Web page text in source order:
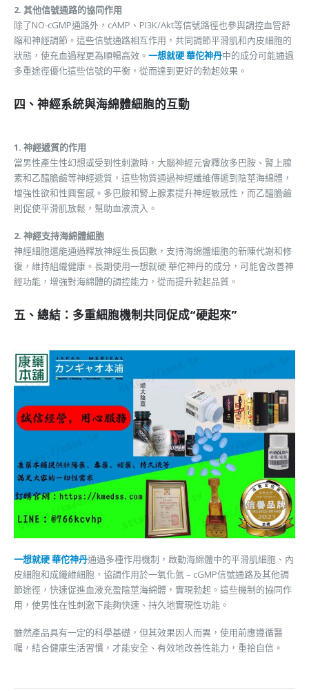
2. 其他信號通路的協同作用
除了NO-cGMP通路外，cAMP、PI3K/Akt等信號路徑也參與調控血管舒
縮和神經調節。這些信號通路相互作用，共同調節平滑肌和內皮細胞的
狀態，使充血過程更為順暢高效。 一想就硬 華佗神丹中的成分可能通過
多重途徑優化這些信號的平衡，從而達到更好的勃起效果。
四、神經系統與海綿體細胞的互動
1. 神經遞質的作用
當男性產生性幻想或受到性刺激時，大腦神經元會釋放多巴胺、腎上腺
素和乙醯膽鹼等神經遞質，這些物質通過神經纖維傳遞到陰莖海綿體，
增強性欲和性興奮感。多巴胺和腎上腺素提升神經敏感性，而乙醯膽鹼
則促使平滑肌放鬆，幫助血液流入。
2. 神經支持海綿體細胞
神經細胞還能通過釋放神經生長因數，支持海綿體細胞的新陳代謝和修
復，維持組織健康。長期使用一想就硬 華佗神丹的成分，可能會改善神
經功能，增強對海綿體的調控能力，從而提升勃起品質。
五、總結：多重細胞機制共同促成“硬起來”
一想就硬 華佗神丹通過多種作用機制，啟動海綿體中的平滑肌細胞、內
皮細胞和成纖維細胞，協調作用於一氧化氮 – cGMP信號通路及其他調
節途徑，快速促進血液充盈陰莖海綿體，實現勃起。這些機制的協同作
用，使男性在性刺激下能夠快速、持久地實現性功能。
雖然產品具有一定的科學基礎，但其效果因人而異，使用前應遵循醫
囑，結合健康生活習慣，才能安全、有效地改善性能力，重拾自信。